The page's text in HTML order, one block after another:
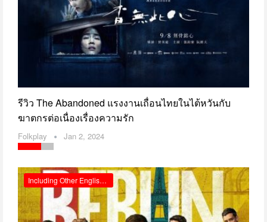
รีวิว The Abandoned แรงงานเถื่อนไทยในไต้หวันกับ
ฆาตกรต่อเนื่องเรื่องความรัก
Folkplay Jan 2, 2024
Including Other English Reviews